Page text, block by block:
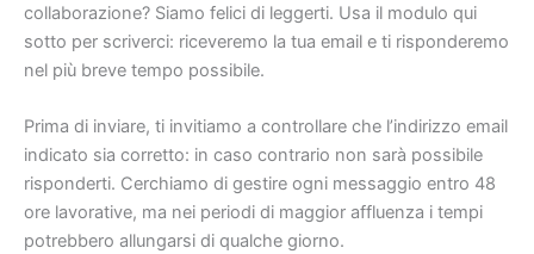
collaborazione? Siamo felici di leggerti. Usa il modulo qui
sotto per scriverci: riceveremo la tua email e ti risponderemo
nel più breve tempo possibile.
Prima di inviare, ti invitiamo a controllare che l’indirizzo email
indicato sia corretto: in caso contrario non sarà possibile
risponderti. Cerchiamo di gestire ogni messaggio entro 48
ore lavorative, ma nei periodi di maggior affluenza i tempi
potrebbero allungarsi di qualche giorno.